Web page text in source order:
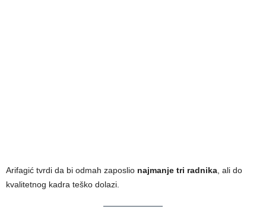
Arifagić tvrdi da bi odmah zaposlio najmanje tri radnika, ali do
kvalitetnog kadra teško dolazi.